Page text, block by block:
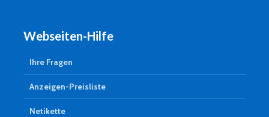
Webseiten-Hilfe
Ihre Fragen
Anzeigen-Preisliste
Netikette